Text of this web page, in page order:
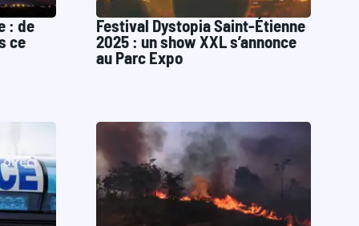
: de
ce
Festival Dystopia Saint-Étienne
2025 : un show XXL s’annonce
au Parc Expo